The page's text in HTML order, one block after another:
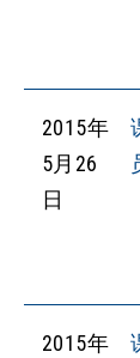
2015年
5月26
日
2015年